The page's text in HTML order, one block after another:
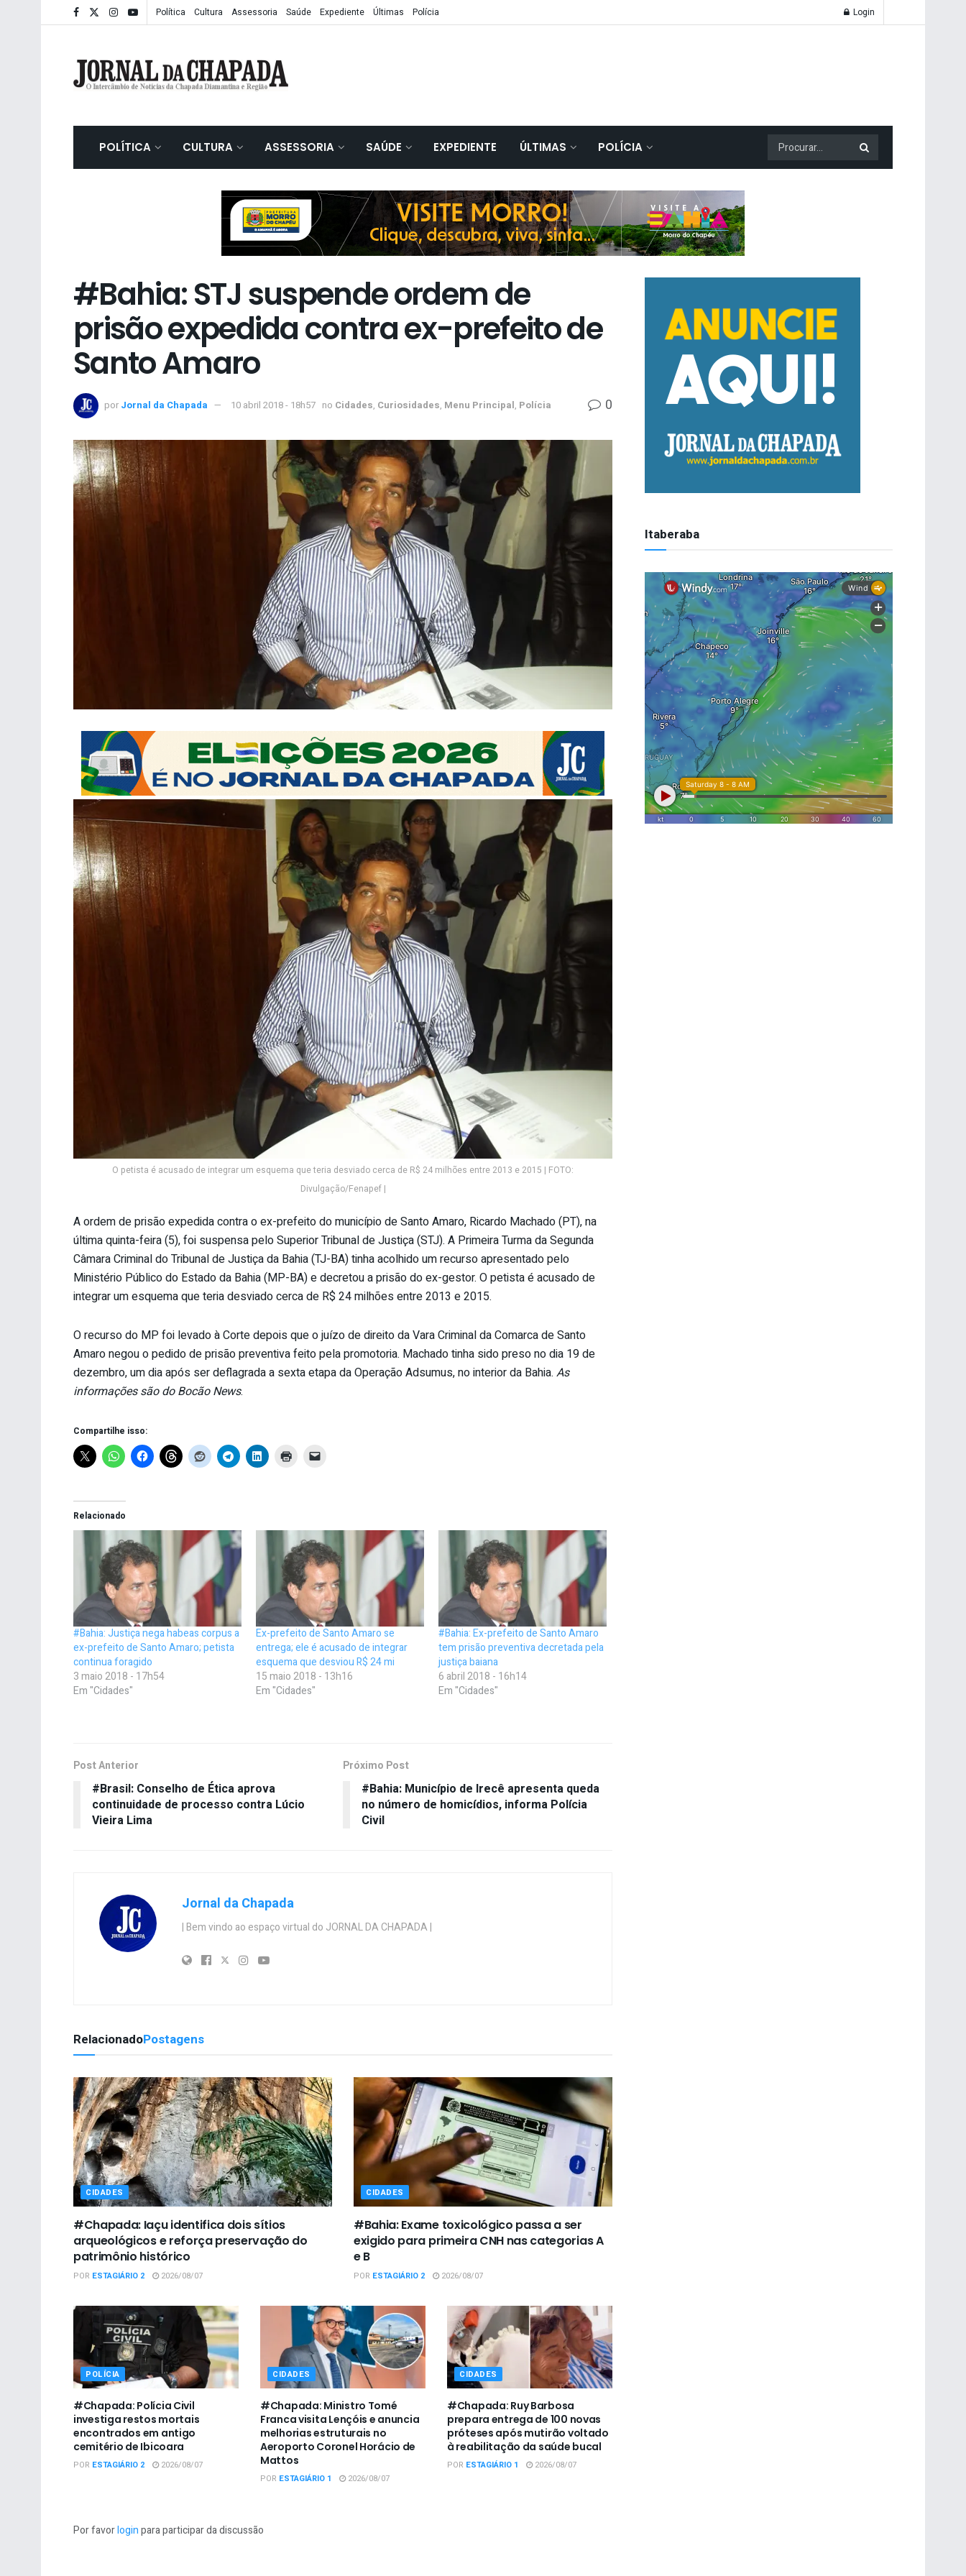
Política Cultura Assessoria Saúde Expediente Últimas Polícia Login
POLÍTICA CULTURA ASSESSORIA SAÚDE EXPEDIENTE ÚLTIMAS POLÍCIA
#Bahia: STJ suspende ordem de
prisão expedida contra ex-prefeito de
Santo Amaro
por Jornal da Chapada 10 abril 2018 - 18h57 no Cidades, Curiosidades, Menu Principal, Polícia 0
O petista é acusado de integrar um esquema que teria desviado cerca de R$ 24 milhões entre 2013 e 2015 | FOTO:
Divulgação/Fenapef |
A ordem de prisão expedida contra o ex-prefeito do município de Santo Amaro, Ricardo Machado (PT), na
última quinta-feira (5), foi suspensa pelo Superior Tribunal de Justiça (STJ). A Primeira Turma da Segunda
Câmara Criminal do Tribunal de Justiça da Bahia (TJ-BA) tinha acolhido um recurso apresentado pelo
Ministério Público do Estado da Bahia (MP-BA) e decretou a prisão do ex-gestor. O petista é acusado de
integrar um esquema que teria desviado cerca de R$ 24 milhões entre 2013 e 2015.
O recurso do MP foi levado à Corte depois que o juízo de direito da Vara Criminal da Comarca de Santo
Amaro negou o pedido de prisão preventiva feito pela promotoria. Machado tinha sido preso no dia 19 de
dezembro, um dia após ser deflagrada a sexta etapa da Operação Adsumus, no interior da Bahia. As
informações são do Bocão News.
Compartilhe isso:
Relacionado
#Bahia: Justiça nega habeas corpus a
ex-prefeito de Santo Amaro; petista
continua foragido
3 maio 2018 - 17h54
Em "Cidades"
Ex-prefeito de Santo Amaro se
entrega; ele é acusado de integrar
esquema que desviou R$ 24 mi
15 maio 2018 - 13h16
Em "Cidades"
#Bahia: Ex-prefeito de Santo Amaro
tem prisão preventiva decretada pela
justiça baiana
6 abril 2018 - 16h14
Em "Cidades"
Post Anterior
#Brasil: Conselho de Ética aprova
continuidade de processo contra Lúcio
Vieira Lima
Próximo Post
#Bahia: Município de Irecê apresenta queda
no número de homicídios, informa Polícia
Civil
Jornal da Chapada
| Bem vindo ao espaço virtual do JORNAL DA CHAPADA |
RelacionadoPostagens
CIDADES
#Chapada: Iaçu identifica dois sítios
arqueológicos e reforça preservação do
patrimônio histórico
POR ESTAGIÁRIO 2 2026/08/07
CIDADES
#Bahia: Exame toxicológico passa a ser
exigido para primeira CNH nas categorias A
e B
POR ESTAGIÁRIO 2 2026/08/07
POLÍCIA
#Chapada: Polícia Civil
investiga restos mortais
encontrados em antigo
cemitério de Ibicoara
POR ESTAGIÁRIO 2 2026/08/07
CIDADES
#Chapada: Ministro Tomé
Franca visita Lençóis e anuncia
melhorias estruturais no
Aeroporto Coronel Horácio de
Mattos
POR ESTAGIÁRIO 1 2026/08/07
CIDADES
#Chapada: Ruy Barbosa
prepara entrega de 100 novas
próteses após mutirão voltado
à reabilitação da saúde bucal
POR ESTAGIÁRIO 1 2026/08/07
Por favorloginpara participar da discussão
Itaberaba